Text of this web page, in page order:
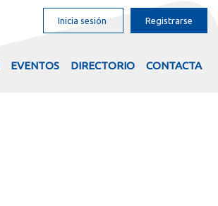
Inicia sesión Registrarse
EVENTOS DIRECTORIO CONTACTA